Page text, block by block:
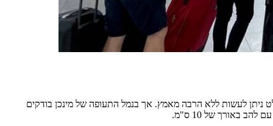
לעשות ללא הרבה מאמץ. אך בנמל התעופה של מינכן בודקים
באורך של 10 ס"מ.